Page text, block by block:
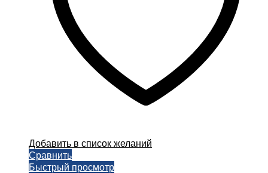
Добавить в список желаний
Сравнить
Быстрый просмотр